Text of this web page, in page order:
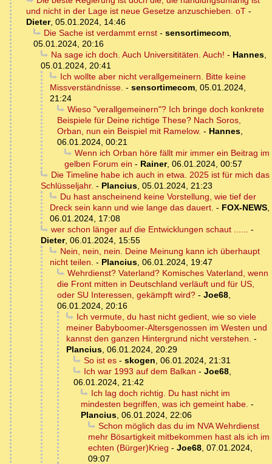
und nicht in der Lage ist neue Gesetze anzuschieben. oT -
Dieter, 05.01.2024, 14:46
Die Sache ist verdammt ernst- sensortimecom,
05.01.2024, 20:16
Na sage ich doch. Auch Universititäten. Auch! - Hannes,
05.01.2024, 20:41
Ich wollte aber nicht verallgemeinern. Bitte keine
Missverständnisse. - sensortimecom, 05.01.2024,
21:24
Wieso "verallgemeinern"? Ich bringe doch konkrete
Beispiele für Deine richtige These? Nach Soros,
Orban, nun ein Beispiel mit Ramelow. - Hannes,
06.01.2024, 00:21
Wenn ich Orban höre fällt mir immer ein Beitrag im
gelben Forum ein - Rainer, 06.01.2024, 00:57
Die Timeline habe ich auch in etwa. 2025 ist für mich das
Schlüsseljahr. - Plancius, 05.01.2024, 21:23
Du hast anscheinend keine Vorstellung, wie tief der
Dreck sein kann und wie lange das dauert. - FOX-NEWS,
06.01.2024, 17:08
wer schon länger auf die Entwicklungen schaut ...... -
Dieter, 06.01.2024, 15:55
Nein, nein, nein. Deine Meinung kann ich überhaupt
nicht teilen. - Plancius, 06.01.2024, 19:47
Wehrdienst? Vaterland? Komisches Vaterland, wenn
die Front mitten in Deutschland verläuft und für US,
oder SU Interessen, gekämpft wird? - Joe68,
06.01.2024, 20:16
Ich vermute, du hast nicht gedient, wie so viele
meiner Babyboomer-Altersgenossen im Westen und
kannst den ganzen Hintergrund nicht verstehen. -
Plancius, 06.01.2024, 20:29
So ist es- skogen, 06.01.2024, 21:31
Ich war 1993 auf dem Balkan - Joe68,
06.01.2024, 21:42
Ich lag doch richtig. Du hast nicht im
mindesten begriffen, was ich gemeint habe. -
Plancius, 06.01.2024, 22:06
Schon möglich das du im NVA Wehrdienst
mehr Bösartigkeit mitbekommen hast als ich im
echten (Bürger)Krieg - Joe68, 07.01.2024,
09:07